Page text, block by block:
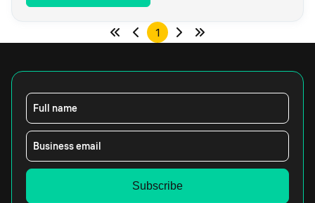
1
Full name
Business email